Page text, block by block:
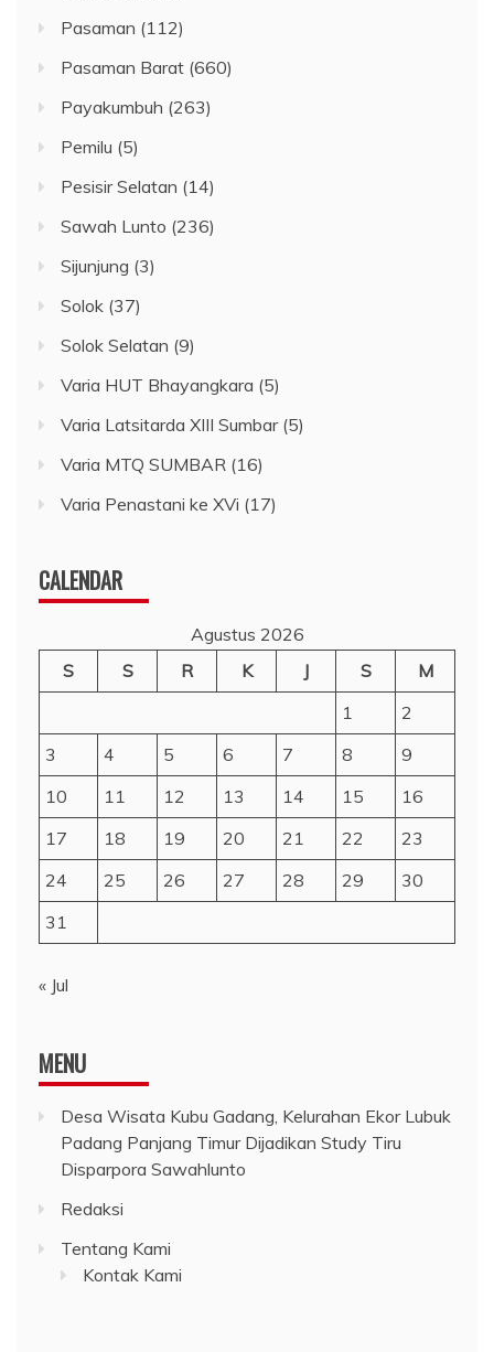
Pasaman (112)
Pasaman Barat (660)
Payakumbuh (263)
Pemilu (5)
Pesisir Selatan (14)
Sawah Lunto (236)
Sijunjung (3)
Solok (37)
Solok Selatan (9)
Varia HUT Bhayangkara (5)
Varia Latsitarda XIII Sumbar(5)
Varia MTQ SUMBAR (16)
Varia Penastani ke XVi (17)
CALENDAR
Agustus 2026
S
S R K J S
M
1
2
3
4 5 6 7 8
9
10
11 12 13 14 15
16
17
18 19 20 21 22
23
24
25 26 27 28 29
30
31
« Jul
MENU
Desa Wisata Kubu Gadang, Kelurahan Ekor Lubuk
Padang Panjang Timur Dijadikan Study Tiru
Disparpora Sawahlunto
Redaksi
Tentang Kami
Kontak Kami